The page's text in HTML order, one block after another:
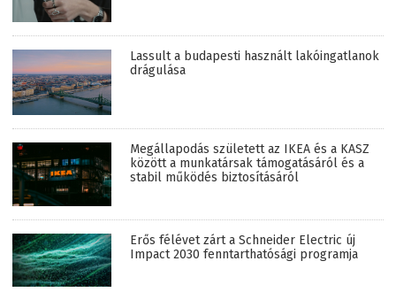
Lassult a budapesti használt lakóingatlanok
drágulása
Megállapodás született az IKEA és a KASZ
között a munkatársak támogatásáról és a
stabil működés biztosításáról
Erős félévet zárt a Schneider Electric új
Impact 2030 fenntarthatósági programja